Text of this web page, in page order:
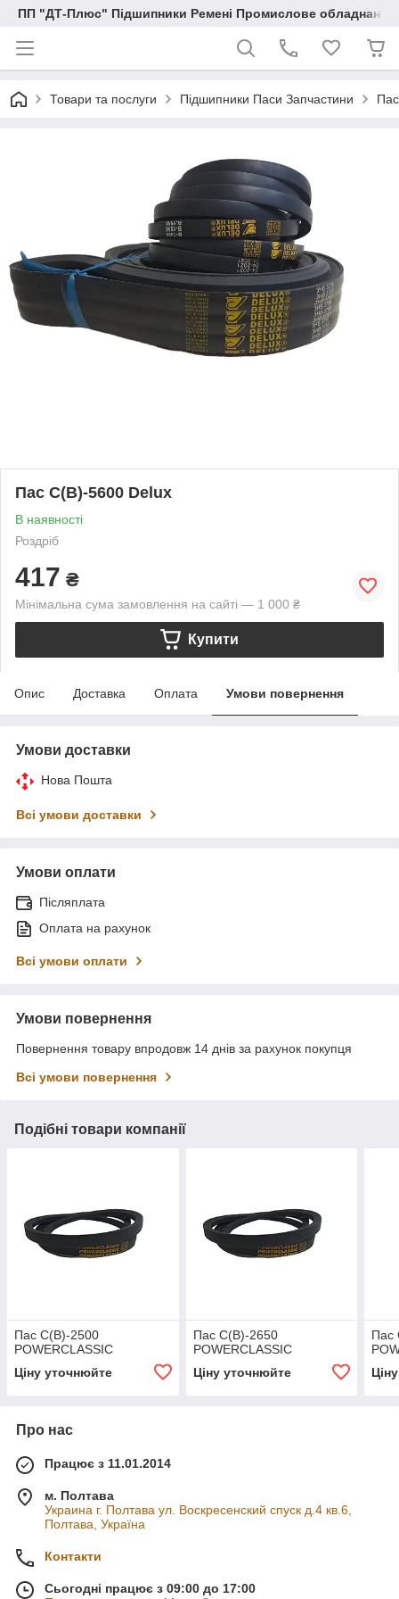
ПП "ДТ-Плюс" Підшипники Ремені Промислове обладнання
Товари та послуги Підшипники Паси Запчастини
Пас С(В)-5600 Delux
В наявності
Роздріб
417 ₴
Мінімальна сума замовлення на сайті — 1 000 ₴
Купити
Опис Доставка Оплата Умови повернення
Умови доставки
Нова Пошта
Всі умови доставки
Умови оплати
Післяплата
Оплата на рахунок
Всі умови оплати
Умови повернення
Повернення товару впродовж 14 днів за рахунок покупця
Всі умови повернення
Подібні товари компанії
Пас С(В)-2500
POWERCLASSIC
Ціну уточнюйте
Пас С(В)-2650
POWERCLASSIC
Ціну уточнюйте
Пас
Про нас
Працює з 11.01.2014
м. Полтава
Украина г. Полтава ул. Воскресенский спуск д.4 кв.6,
Полтава, Україна
Контакти
Сьогодні працює з 09:00 до 17:00